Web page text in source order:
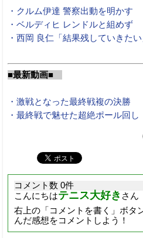
・クルム伊達 警察出動を明かす
・ベルディヒ レンドルと組めず
・西岡 良仁「結果残していきたい
■最新動画■
・激戦となった最終戦複の決勝
・最終戦で魅せた超絶ポール回し
コメント数 0件
こんにちはテニス大好き さん
右上の「コメントを書く」ボタ
んだ感想をコメントしよう！